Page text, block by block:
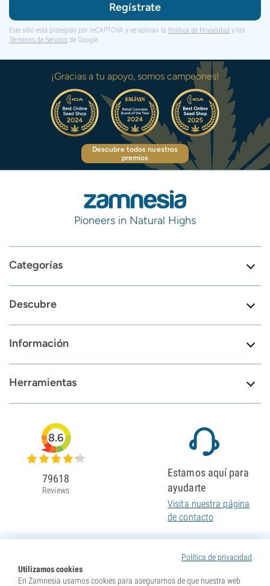
Regístrate
Este sitio está protegido por reCAPTCHA y se aplican la Política de Privacidad y los
Términos de Servicio de Google.
¡Gracias a tu apoyo, somos campeones!
Descubre todos nuestros
premios
Pioneers in Natural Highs
Categorías
Descubre
Información
Herramientas
Política de privacidad
Utilizamos cookies
En Zamnesia usamos cookies para asegurarnos de que nuestra web
8.6
79618
Reviews
Estamos aquí para
ayudarte
Visita nuestra página
de contacto